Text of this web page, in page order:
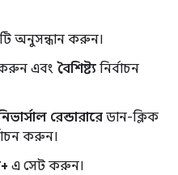
অনুসন্ধান করুন।
এবং বৈশিষ্ট্য নির্বাচন
রেন্ডারারে ডান-ক্লিক
করুন।
এ সেট করুন।